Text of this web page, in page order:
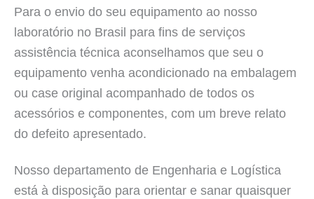
Para o envio do seu equipamento ao nosso
laboratório no Brasil para fins de serviços
assistência técnica aconselhamos que seu o
equipamento venha acondicionado na embalagem
ou case original acompanhado de todos os
acessórios e componentes, com um breve relato
do defeito apresentado.
Nosso departamento de Engenharia e Logística
está à disposição para orientar e sanar quaisquer